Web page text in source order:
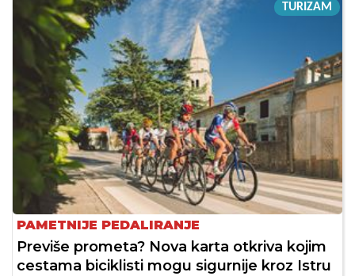
TURIZAM
PAMETNIJE PEDALIRANJE
Previše prometa? Nova karta otkriva kojim
cestama biciklisti mogu sigurnije kroz Istru